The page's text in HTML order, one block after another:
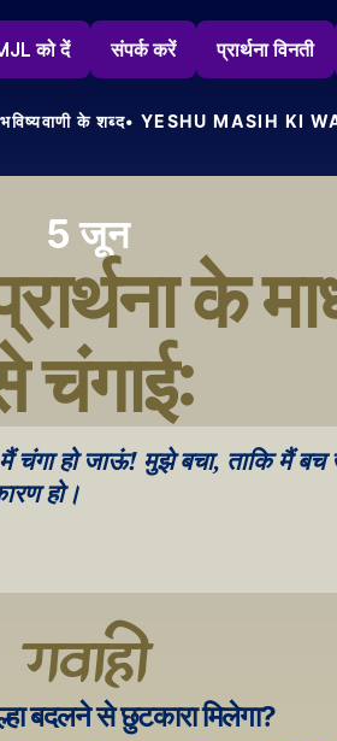
को दें संपर्क करें प्रार्थना विनती
के शब्द• YESHU MASIH KI
5 जून
के
चंगाई:
चंगा हो जाऊं! मुझे बचा, ताकि मैं
हो।
गवाही
बदलने से छुटकारा मिलेगा?